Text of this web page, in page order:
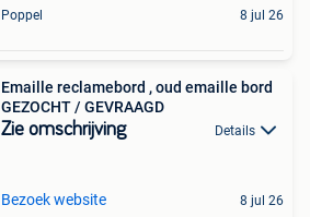
Poppel 8 jul 26
Emaille reclamebord , oud emaille bord
GEZOCHT / GEVRAAGD
Zie omschrijving Details
Bezoek website 8 jul 26